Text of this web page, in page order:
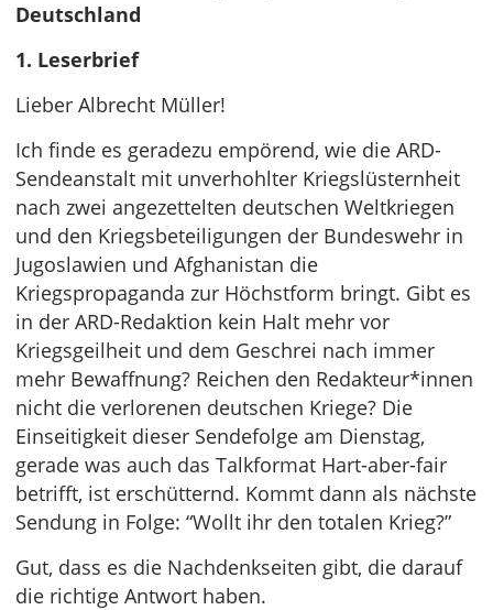
Deutschland
1. Leserbrief
Lieber Albrecht Müller!
Ich finde es geradezu empörend, wie die ARD-
Sendeanstalt mit unverhohlter Kriegslüsternheit
nach zwei angezettelten deutschen Weltkriegen
und den Kriegsbeteiligungen der Bundeswehr in
Jugoslawien und Afghanistan die
Kriegspropaganda zur Höchstform bringt. Gibt es
in der ARD-Redaktion kein Halt mehr vor
Kriegsgeilheit und dem Geschrei nach immer
mehr Bewaffnung? Reichen den Redakteur*innen
nicht die verlorenen deutschen Kriege? Die
Einseitigkeit dieser Sendefolge am Dienstag,
gerade was auch das Talkformat Hart-aber-fair
betrifft, ist erschütternd. Kommt dann als nächste
Sendung in Folge: “Wollt ihr den totalen Krieg?”
Gut, dass es die Nachdenkseiten gibt, die darauf
die richtige Antwort haben.